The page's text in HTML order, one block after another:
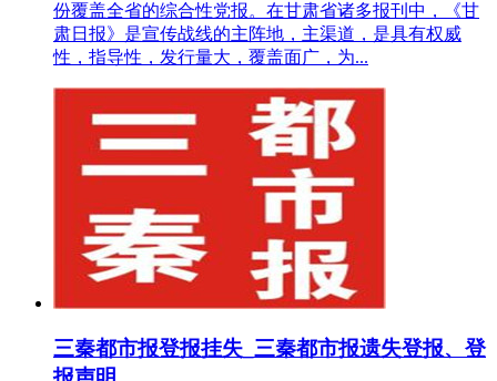
份覆盖全省的综合性党报。在甘肃省诸多报刊中，《甘
肃日报》是宣传战线的主阵地，主渠道，是具有权威
性，指导性，发行量大，覆盖面广，为...
三秦都市报登报挂失_三秦都市报遗失登报、登